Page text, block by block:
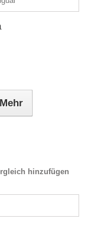
Mehr
hinzufügen